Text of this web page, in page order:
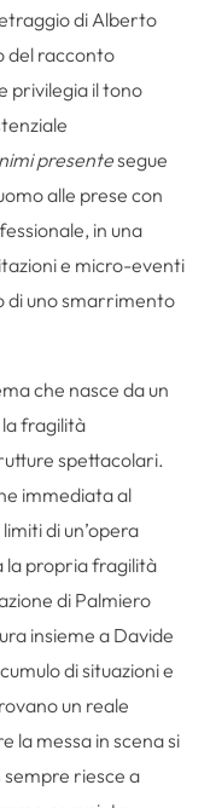
di Alberto
del racconto
privilegia il tono
presentesegue
alle prese con
in una
e micro-eventi
di uno smarrimento
che nasce da un
fragilità
spettacolari.
immediata al
di un’opera
la propria fragilità
di Palmiero
insieme a Davide
di situazioni e
un reale
la messa in scena si
riesce a